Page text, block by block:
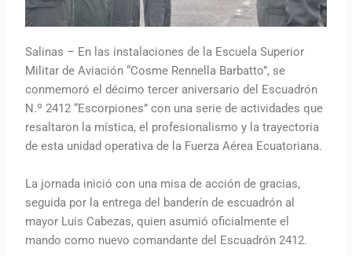
Salinas – En las instalaciones de la Escuela Superior
Militar de Aviación “Cosme Rennella Barbatto”, se
conmemoró el décimo tercer aniversario del Escuadrón
N.º 2412 “Escorpiones” con una serie de actividades que
resaltaron la mística, el profesionalismo y la trayectoria
de esta unidad operativa de la Fuerza Aérea Ecuatoriana.
La jornada inició con una misa de acción de gracias,
seguida por la entrega del banderín de escuadrón al
mayor Luis Cabezas, quien asumió oficialmente el
mando como nuevo comandante del Escuadrón 2412.